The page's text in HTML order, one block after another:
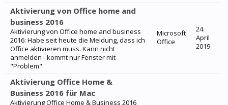
Aktivierung von Office home and
business 2016
Aktivierung von Office home and business
2016: Habe seit heute die Meldung, dass ich
Office aktivieren muss. Kann nicht
anmelden - kommt nur Fenster mit
"Problem"
Microsoft
Office
24.
April
2019
Aktivierung Office Home &
Business 2016 für Mac
Aktivierung Office Home & Business 2016